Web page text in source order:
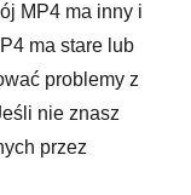
MP4 ma inny i
ma stare lub
problemy z
nie znasz
przez